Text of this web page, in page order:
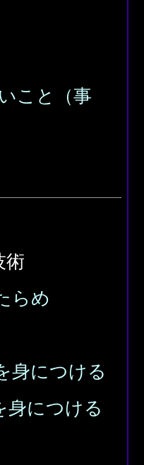
こと（事
術
らめ
身につける
身につける